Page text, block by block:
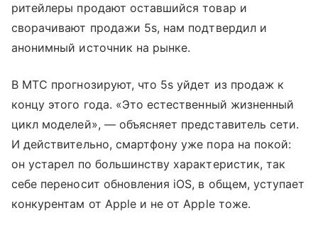
ритейлеры продают оставшийся товар и
сворачивают продажи 5s, нам подтвердил и
анонимный источник на рынке.
В МТС прогнозируют, что 5s уйдет из продаж к
концу этого года. «Это естественный жизненный
цикл моделей», — объясняет представитель сети.
И действительно, смартфону уже пора на покой:
он устарел по большинству характеристик, так
себе переносит обновления iOS, в общем, уступает
конкурентам от Apple и не от Apple тоже.